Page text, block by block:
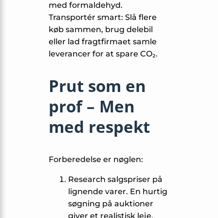
med formaldehyd.
Transportér smart: Slå flere
køb sammen, brug delebil
eller lad fragtfirmaet samle
leverancer for at spare CO₂.
Prut som en
prof – Men
med respekt
Forberedelse er nøglen:
Research salgspriser på
lignende varer. En hurtig
søgning på auktioner
giver et realistisk leje.